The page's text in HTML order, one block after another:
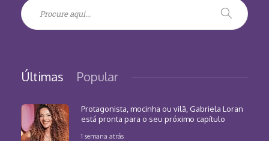
Últimas Popular
Protagonista, mocinha ou vilã, Gabriela Loran
está pronta para o seu próximo capítulo
1 semana atrás